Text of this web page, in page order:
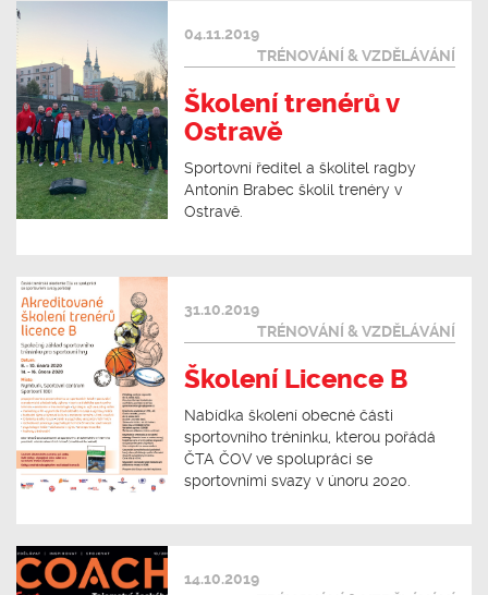
04.11.2019
TRÉNOVÁNÍ & VZDĚLÁVÁNÍ
Školení trenérů v
Ostravě
Sportovní ředitel a školitel ragby
Antonín Brabec školil trenéry v
Ostravě.
31.10.2019
TRÉNOVÁNÍ & VZDĚLÁVÁNÍ
Školení Licence B
Nabídka školení obecné části
sportovního tréninku, kterou pořádá
ČTA ČOV ve spolupráci se
sportovními svazy v únoru 2020.
14.10.2019